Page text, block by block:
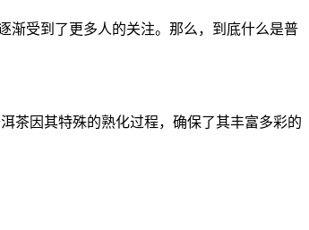
渐受到了更多人的关注。那么，到底什么是普
茶因其特殊的熟化过程，确保了其丰富多彩的